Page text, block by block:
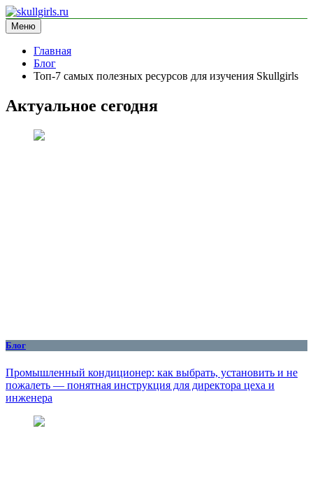
Перейти
к
содержимому
skullgirls.ru
информационный сайт
Меню
Главная
Блог
Топ-7 самых полезных ресурсов для изучения Skullgirls
Актуальное сегодня
Блог
Промышленный кондиционер: как выбрать, установить и не
пожалеть — понятная инструкция для директора цеха и
инженера